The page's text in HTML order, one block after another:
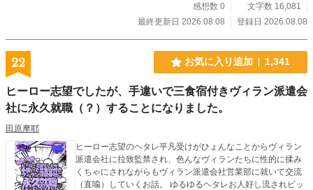
感想数 0
文字数 16,081
最終更新日 2026.08.08
登録日 2026.08.08
22 お気に入り追加 1,341
ヒーロー志望でしたが、手違いで三食宿付きヴィラン派遣会
社に永久就職（？）することになりました。
田原摩耶
ヒーロー志望のヘタレ平凡受けがひょんなことからヴィラン
派遣会社に拉致監禁され、色んなヴィランたちに性的に揉み
くちゃにされながらもヴィラン派遣会社営業部に就いて交流
（直喩）していくお話。 ゆるゆるヘタレお人好し流されビッ